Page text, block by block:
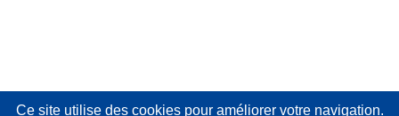
Ce site utilise des cookies pour améliorer votre navigation.